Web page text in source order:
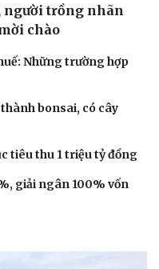
Việt
người trồng nhãn
chào
Những trường hợp
bonsai, có cây
tiêu thu 1 triệu tỷ đồng
giải ngân 100% vốn